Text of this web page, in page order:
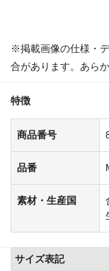
※掲載画像の仕様・
合があります。あら
特徴
商品番号
品番
素材・生産国
サイズ表記